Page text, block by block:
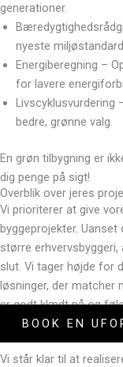
generationer.
nyeste
Energiberegning –
for lavere
Livscyklusvurdering
bedre, grønne valg.
En grøn tilbygning er
dig penge på sigt!
Overblik over jeres
Vi prioriterer at give
byggeprojekter.
større
slut. Vi tager højde for
løsninger, der matcher
er godt klædt på og
BOOK EN
Vi står klar til at